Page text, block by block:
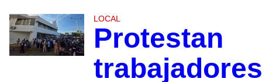
LOCAL
Protestan
trabajadores